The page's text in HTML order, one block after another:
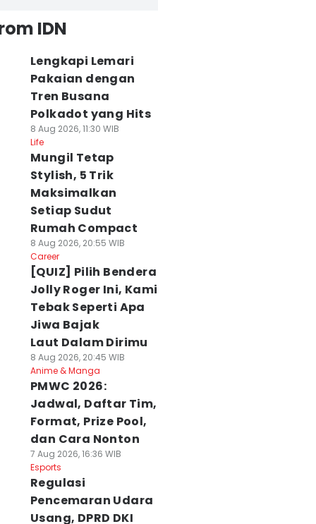
IDN
Lengkapi Lemari
Pakaian dengan
Tren Busana
Polkadot yang Hits
8 Aug 2026, 11:30 WIB
Life
Mungil Tetap
Stylish, 5 Trik
Maksimalkan
Setiap Sudut
Rumah Compact
8 Aug 2026, 20:55 WIB
Career
[QUIZ] Pilih Bendera
Jolly Roger Ini, Kami
Tebak Seperti Apa
Jiwa Bajak
Laut Dalam Dirimu
8 Aug 2026, 20:45 WIB
Anime & Manga
PMWC 2026:
Jadwal, Daftar Tim,
Format, Prize Pool,
dan Cara Nonton
7 Aug 2026, 16:36 WIB
Esports
Regulasi
Pencemaran Udara
Usang, DPRD DKI